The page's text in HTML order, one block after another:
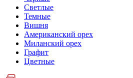
Светлые
Темные
Вишня
Американский орех
Миланский орех
Графит
Цветные